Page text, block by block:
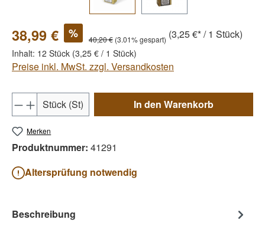
38,99 € % 40,20 € (3.01% gespart) (3,25 €* / 1 Stück)
Inhalt: 12 Stück (3,25 € / 1 Stück)
Preise inkl. MwSt. zzgl. Versandkosten
Produkt Anzahl: Gib den gewünschten
Stück (St) In den Warenkorb
Merken
Produktnummer: 41291
Altersprüfung notwendig
Beschreibung